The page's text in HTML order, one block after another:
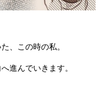
、この時の私。
進んでいきます。